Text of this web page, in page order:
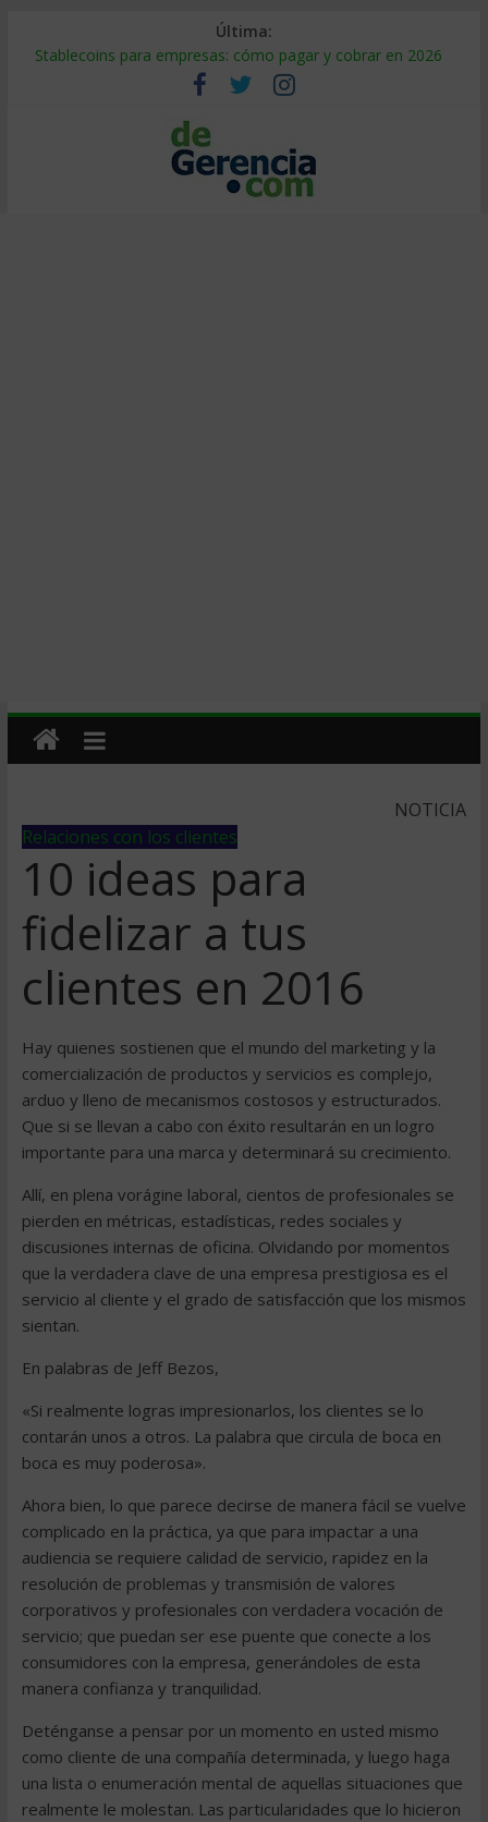
Última:
Stablecoins para empresas: cómo pagar y cobrar en 2026
Despido silencioso: qué es y por qué sale tan caro
IA en selección de personal: cómo auditarla a tiempo
Trabajo forzoso en la cadena de suministro: qué hacer
Mercado hispano de EE. UU.: cómo segmentarlo y venderle
NOTICIA
Relaciones con los clientes
10 ideas para
fidelizar a tus
clientes en 2016
Hay quienes sostienen que el mundo del marketing y la
comercialización de productos y servicios es complejo,
arduo y lleno de mecanismos costosos y estructurados.
Que si se llevan a cabo con éxito resultarán en un logro
importante para una marca y determinará su crecimiento.
Allí, en plena vorágine laboral, cientos de profesionales se
pierden en métricas, estadísticas, redes sociales y
discusiones internas de oficina. Olvidando por momentos
que la verdadera clave de una empresa prestigiosa es el
servicio al cliente y el grado de satisfacción que los mismos
sientan.
En palabras de Jeff Bezos,
«Si realmente logras impresionarlos, los clientes se lo
contarán unos a otros. La palabra que circula de boca en
boca es muy poderosa».
Ahora bien, lo que parece decirse de manera fácil se vuelve
complicado en la práctica, ya que para impactar a una
audiencia se requiere calidad de servicio, rapidez en la
resolución de problemas y transmisión de valores
corporativos y profesionales con verdadera vocación de
servicio; que puedan ser ese puente que conecte a los
consumidores con la empresa, generándoles de esta
manera confianza y tranquilidad.
Deténganse a pensar por un momento en usted mismo
como cliente de una compañía determinada, y luego haga
una lista o enumeración mental de aquellas situaciones que
realmente le molestan. Las particularidades que lo hicieron